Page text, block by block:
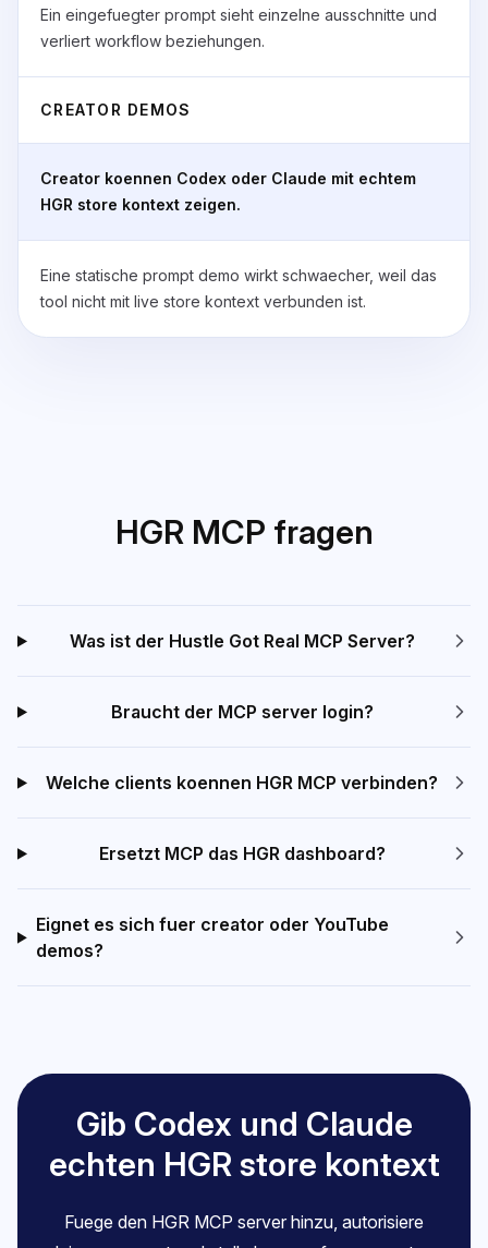
Ein eingefuegter prompt sieht einzelne ausschnitte und
verliert workflow beziehungen.
CREATOR DEMOS
Creator koennen Codex oder Claude mit echtem
HGR store kontext zeigen.
Eine statische prompt demo wirkt schwaecher, weil das
tool nicht mit live store kontext verbunden ist.
HGR MCP fragen
Was ist der Hustle Got Real MCP Server?
Braucht der MCP server login?
Welche clients koennen HGR MCP verbinden?
Ersetzt MCP das HGR dashboard?
Eignet es sich fuer creator oder YouTube
demos?
Gib Codex und Claude
echten HGR store kontext
Fuege den HGR MCP server hinzu, autorisiere